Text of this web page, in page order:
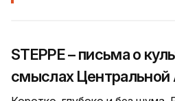
STEPPE – письма о
смыслах Центральной